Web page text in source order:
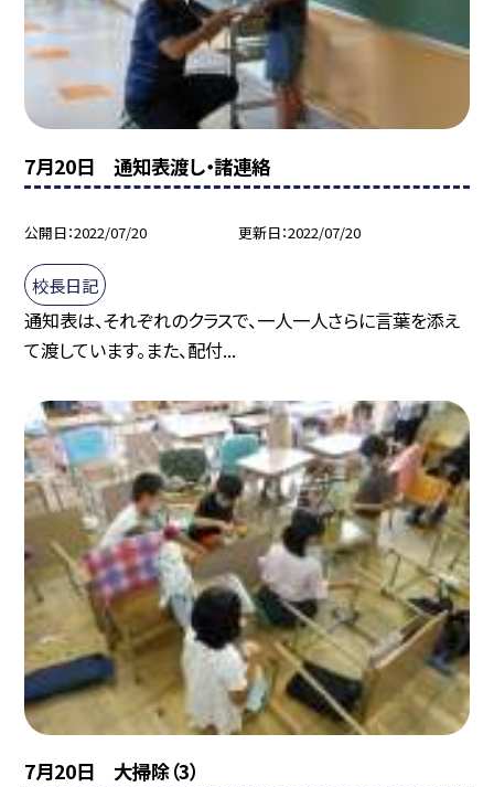
7月20日 通知表渡し・諸連絡
公開日 2022/07/20 更新日 2022/07/20
校長日記
通知表は、それぞれのクラスで、一人一人さらに言葉を添え
て渡しています。また、配付...
7月20日 大掃除（3）